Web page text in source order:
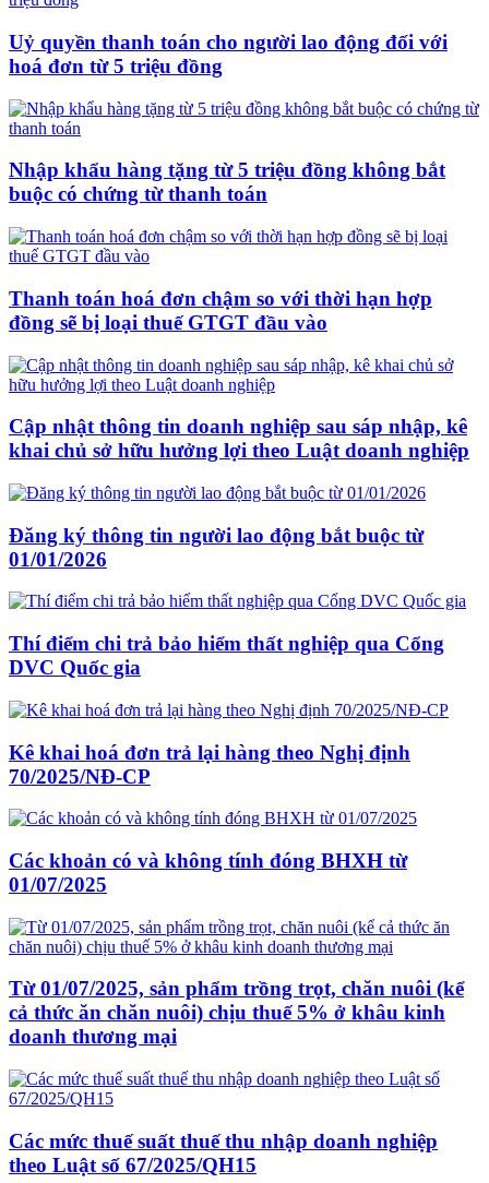
Uỷ quyền thanh toán cho người lao động đối với
hoá đơn từ 5 triệu đồng
Nhập khẩu hàng tặng từ 5 triệu đồng không bắt
buộc có chứng từ thanh toán
Thanh toán hoá đơn chậm so với thời hạn hợp
đồng sẽ bị loại thuế GTGT đầu vào
Cập nhật thông tin doanh nghiệp sau sáp nhập, kê
khai chủ sở hữu hưởng lợi theo Luật doanh nghiệp
Đăng ký thông tin người lao động bắt buộc từ
01/01/2026
Thí điểm chi trả bảo hiểm thất nghiệp qua Cổng
DVC Quốc gia
Kê khai hoá đơn trả lại hàng theo Nghị định
70/2025/NĐ-CP
Các khoản có và không tính đóng BHXH từ
01/07/2025
Từ 01/07/2025, sản phẩm trồng trọt, chăn nuôi (kể
cả thức ăn chăn nuôi) chịu thuế 5% ở khâu kinh
doanh thương mại
Các mức thuế suất thuế thu nhập doanh nghiệp
theo Luật số 67/2025/QH15